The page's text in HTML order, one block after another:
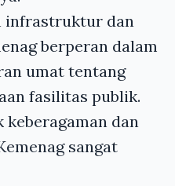
infrastruktur dan
berperan dalam
umat tentang
fasilitas publik.
keberagaman dan
sangat